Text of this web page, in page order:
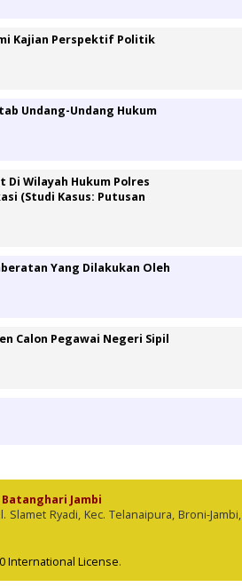
Kajian Perspektif Politik
Undang-Undang Hukum
Di Wilayah Hukum Polres
(Studi Kasus: Putusan
Yang Dilakukan Oleh
Calon Pegawai Negeri Sipil
Jambi
Ryadi, Kec. Telanaipura, Broni-Jambi,
International License.